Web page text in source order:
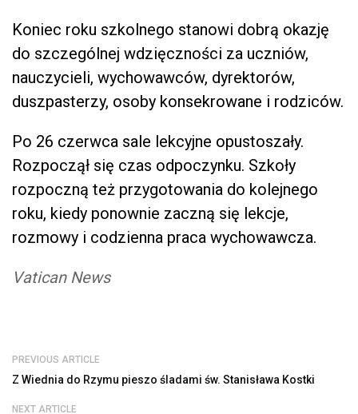
Koniec roku szkolnego stanowi dobrą okazję
do szczególnej wdzięczności za uczniów,
nauczycieli, wychowawców, dyrektorów,
duszpasterzy, osoby konsekrowane i rodziców.
Po 26 czerwca sale lekcyjne opustoszały.
Rozpoczął się czas odpoczynku. Szkoły
rozpoczną też przygotowania do kolejnego
roku, kiedy ponownie zaczną się lekcje,
rozmowy i codzienna praca wychowawcza.
Vatican News
PREVIOUS ARTICLE
Z Wiednia do Rzymu pieszo śladami św. Stanisława Kostki
NEXT ARTICLE